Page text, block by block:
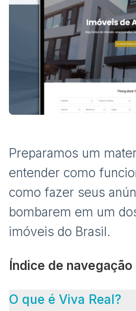
Preparamos um
entender como
como fazer seus
bombarem em um
imóveis do Brasil.
Índice de navegação
O que é Viva Real?